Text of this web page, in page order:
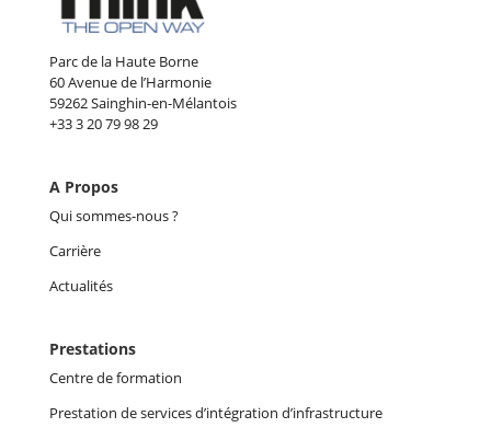
Parc de la Haute Borne
60 Avenue de l’Harmonie
59262 Sainghin-en-Mélantois
+33 3 20 79 98 29
A Propos
Qui sommes-nous ?
Carrière
Actualités
Prestations
Centre de formation
Prestation de services d’intégration d’infrastructure